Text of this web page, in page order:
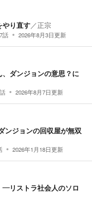
やり直す／正宗
話 2026年8月3日更新
ダンジョンの意思？に
話 2026年8月7日更新
ジョンの回収屋が無双
2026年1月18日更新
リストラ社会人のソロ